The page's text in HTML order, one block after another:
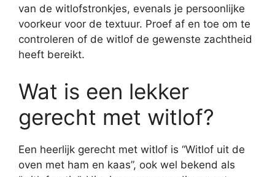
van de witlofstronkjes, evenals je persoonlijke
voorkeur voor de textuur. Proef af en toe om te
controleren of de witlof de gewenste zachtheid
heeft bereikt.
Wat is een lekker
gerecht met witlof?
Een heerlijk gerecht met witlof is “Witlof uit de
oven met ham en kaas”, ook wel bekend als